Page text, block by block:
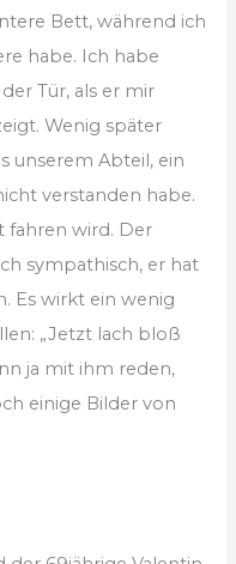
Bett, während ich
habe. Ich habe
Tür, als er mir
Wenig später
unserem Abteil, ein
verstanden habe.
fahren wird. Der
sympathisch, er hat
Es wirkt ein wenig
„Jetzt lach bloß
ja mit ihm reden,
einige Bilder von